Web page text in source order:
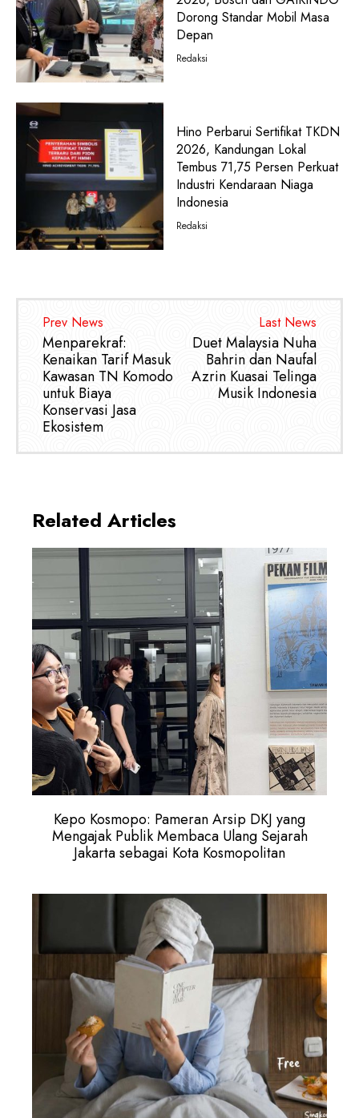
Dorong Standar Mobil Masa
Depan
Redaksi
Hino Perbarui Sertifikat TKDN
2026, Kandungan Lokal
Tembus 71,75 Persen Perkuat
Industri Kendaraan Niaga
Indonesia
Redaksi
Prev News
Menparekraf:
Kenaikan Tarif Masuk
Kawasan TN Komodo
untuk Biaya
Konservasi Jasa
Ekosistem
Last News
Duet Malaysia Nuha
Bahrin dan Naufal
Azrin Kuasai Telinga
Musik Indonesia
Related Articles
Kepo Kosmopo: Pameran Arsip DKJ yang
Mengajak Publik Membaca Ulang Sejarah
Jakarta sebagai Kota Kosmopolitan